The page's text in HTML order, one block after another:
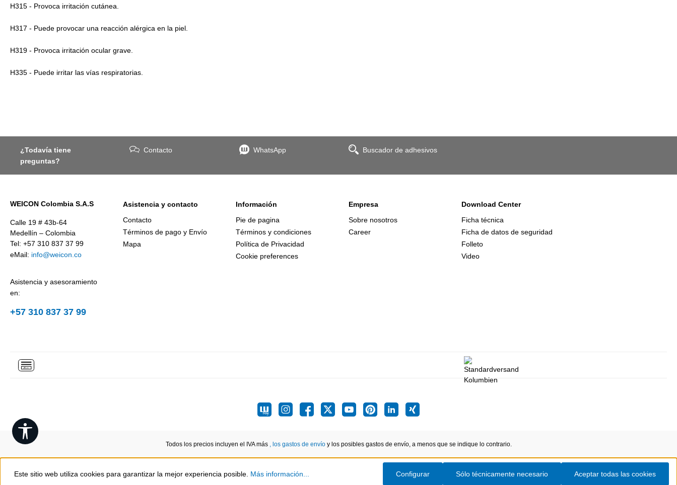
H315 - Provoca irritación cutánea.
H317 - Puede provocar una reacción alérgica en la piel.
H319 - Provoca irritación ocular grave.
H335 - Puede irritar las vías respiratorias.
¿Todavía tiene
preguntas?
Contacto WhatsApp Buscador de adhesivos
WEICON Colombia S.A.S
Calle 19 # 43b-64
Medellín – Colombia
Tel: +57 310 837 37 99
eMail: info@weicon.co
Asistencia y asesoramiento
en:
+57 310 837 37 99
Asistencia y contacto
Contacto
Términos de pago y Envío
Mapa
Información
Pie de pagina
Términos y condiciones
Política de Privacidad
Cookie preferences
Empresa
Sobre nosotros
Career
Download Center
Ficha técnica
Ficha de datos de seguridad
Folleto
Video
Todos los precios incluyen el IVA más , los gastos de envíoy los posibles gastos de envío, a menos que se indique lo contrario.
Show toolbar
Este sitio web utiliza cookies para garantizar la mejor experiencia posible. Más información... Sólo técnicamente necesario
Configurar Aceptar todas las cookies